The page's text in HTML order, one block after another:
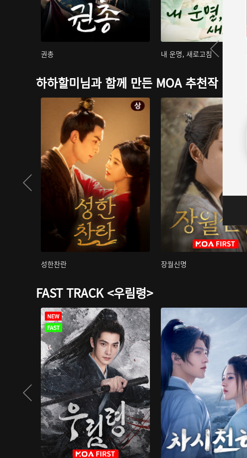
권총 내 운명, 새로고침
하하할미님과 함께 만든 MOA 추천작
성한찬란 장월신명
FAST TRACK <우림령>